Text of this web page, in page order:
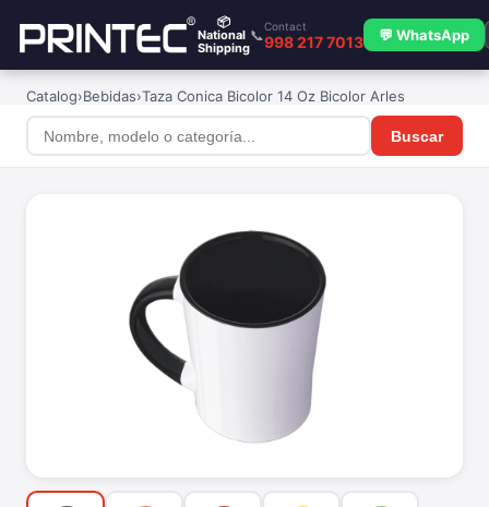
📦
National
Shipping
📞
Contact
998 217 7013 💬 WhatsApp
Catalog›Bebidas›Taza Conica Bicolor 14 Oz Bicolor Arles
Buscar